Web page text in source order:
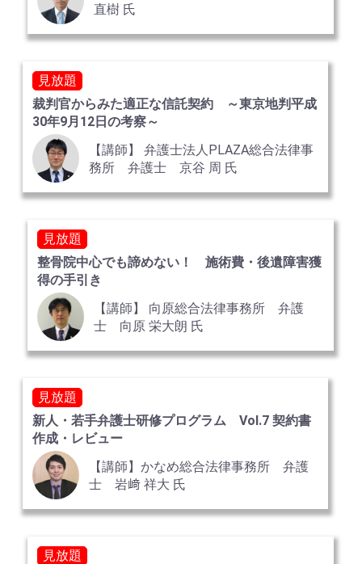
直樹 氏
見放題
裁判官からみた適正な信託契約 ～東京地判平成
30年9月12日の考察～
【講師】 弁護士法人PLAZA総合法律事
務所 弁護士 京谷 周 氏
見放題
整骨院中心でも諦めない！ 施術費・後遺障害獲
得の手引き
【講師】 向原総合法律事務所 弁護
士 向原 栄大朗 氏
見放題
新人・若手弁護士研修プログラム Vol.7 契約書
作成・レビュー
【講師】かなめ総合法律事務所 弁護
士 岩﨑 祥大 氏
見放題